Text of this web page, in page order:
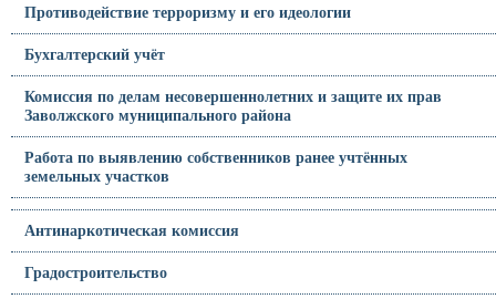
Противодействие терроризму и его идеологии
Бухгалтерский учёт
Комиссия по делам несовершеннолетних и защите их прав
Заволжского муниципального района
Работа по выявлению собственников ранее учтённых
земельных участков
Антинаркотическая комиссия
Градостроительство